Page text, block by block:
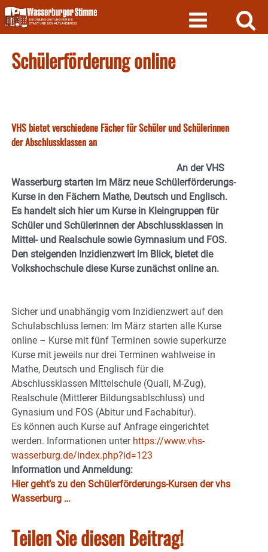
Skip
to
content
Schülerförderung online
VHS bietet verschiedene Fächer für Schüler und Schülerinnen
der Abschlussklassen an
An der VHS
Wasserburg starten im März neue Schülerförderungs-
Kurse in den Fächern Mathe, Deutsch und Englisch.
Es handelt sich hier um Kurse in Kleingruppen für
Schüler und Schülerinnen der Abschlussklassen in
Mittel- und Realschule sowie Gymnasium und FOS.
Den steigenden Inzidienzwert im Blick, bietet die
Volkshochschule diese Kurse zunächst online an.
Sicher und unabhängig vom Inzidienzwert auf den
Schulabschluss lernen: Im März starten alle Kurse
online – Kurse mit fünf Terminen sowie superkurze
Kurse mit jeweils nur drei Terminen wahlweise in
Mathe, Deutsch und Englisch für die
Abschlussklassen Mittelschule (Quali, M-Zug),
Realschule (Mittlerer Bildungsablschluss) und
Gynasium und FOS (Abitur und Fachabitur).
Es können auch Kurse auf Anfrage eingerichtet
werden. Informationen unter https://www.vhs-
wasserburg.de/index.php?id=123
Information und Anmeldung:
Hier geht’s zu den Schülerförderungs-Kursen der vhs
Wasserburg …
Teilen Sie diesen Beitrag!